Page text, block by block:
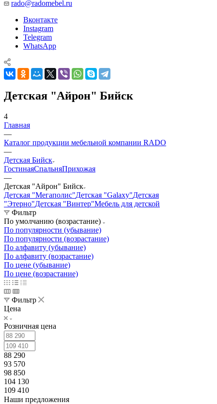
rado@radomebel.ru
Вконтакте
Instagram
Telegram
WhatsApp
Детская "Айрон" Бийск
4
Главная
—
Каталог продукции мебельной компании RADO
—
Детская Бийск
ГостинаяСпальняПрихожая
—
Детская "Айрон" Бийск
Детская "Мегаполис"Детская "Galaxy"Детская
"Этерно"Детская "Винтер"Мебель для детской
Фильтр
По умолчанию (возрастание)
По популярности (убывание)
По популярности (возрастание)
По алфавиту (убывание)
По алфавиту (возрастание)
По цене (убывание)
По цене (возрастание)
Фильтр
Цена
Розничная цена
88 290
93 570
98 850
104 130
109 410
Наши предложения